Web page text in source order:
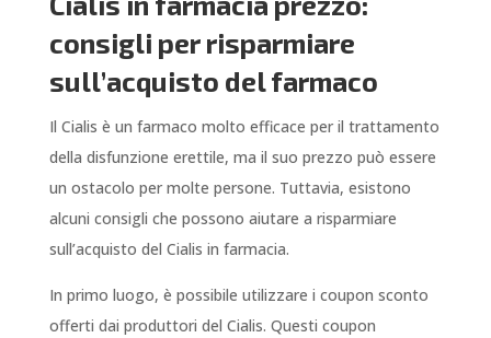
consigli per risparmiare
sull’acquisto del farmaco
Il Cialis è un farmaco molto efficace per il trattamento
della disfunzione erettile, ma il suo prezzo può essere
un ostacolo per molte persone. Tuttavia, esistono
alcuni consigli che possono aiutare a risparmiare
sull’acquisto del Cialis in farmacia.
In primo luogo, è possibile utilizzare i coupon sconto
offerti dai produttori del Cialis. Questi coupon